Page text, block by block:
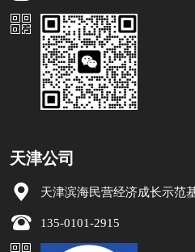
天津公司
天津滨海民营经济成长示范
135-0101-2915